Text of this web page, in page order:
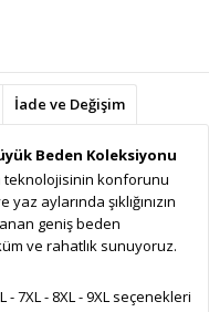
İade ve Değişim
Beden Koleksiyonu
teknolojisinin konforunu
aylarında şıklığınızın
geniş beden
ve rahatlık sunuyoruz.
- 7XL - 8XL - 9XL seçenekleri